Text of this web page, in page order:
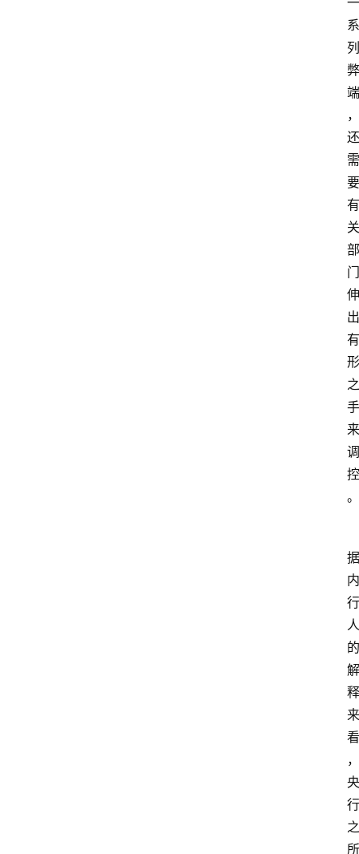
系
列
弊
端
，
还
需
要
有
关
部
门
伸
出
有
形
之
手
来
调
控
。
据
内
行
人
的
解
释
来
看
，
央
行
之
所